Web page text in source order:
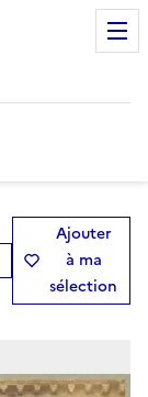
Ajouter
à ma
sélection